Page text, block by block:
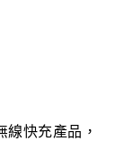
快充產品，